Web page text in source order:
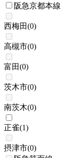
阪急京都本線
西梅田(0)
高槻市(0)
富田(0)
茨木市(0)
南茨木(0)
正雀(1)
摂津市(0)